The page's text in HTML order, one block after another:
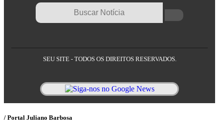
SEU SITE - TODOS OS DIREITOS RESERVADOS.
/ Portal Juliano Barbosa